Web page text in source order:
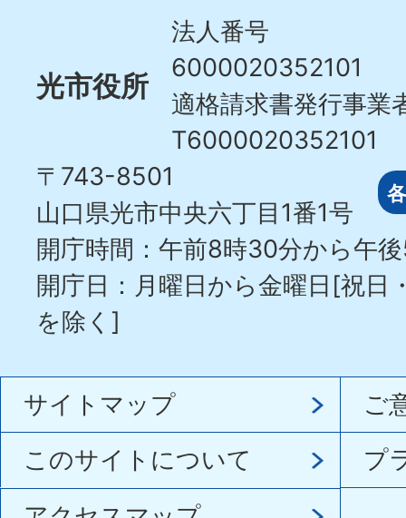
光市役所
法人番号
6000020352101
適格請求書発行事業
T6000020352101
〒743-8501
山口県光市中央六丁目1番1号
開庁時間：午前8時30分から午
開庁日：月曜日から金曜日[祝日
を除く]
サイトマップ
ご
このサイトについて
プ